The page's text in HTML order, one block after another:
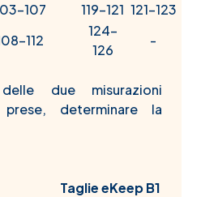
107 119-121 121-123
112
124-
126
-
due misurazioni
prese, determinare la
Taglie eKeep B1